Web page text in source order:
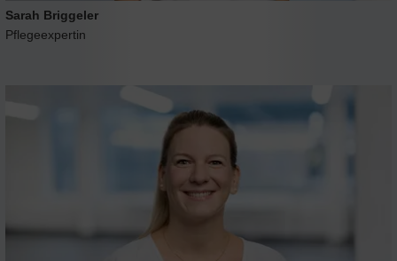
Sarah Briggeler
Pflegeexpertin